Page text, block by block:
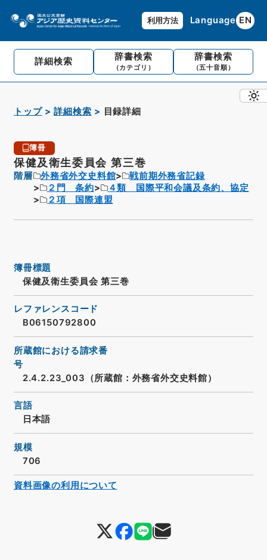
利用方法 Language EN
詳細検索 辞書検索
（カテゴリ）
辞書検索
（五十音順）
トップ 詳細検索 目録詳細
簿冊
保健及衛生委員会 第三巻
階層 外務省外交史料館
戦前期外務省記録
２門 条約
４類 国際平和会議及条約、協定
２項 国際連盟
簿冊標題
保健及衛生委員会 第三巻
レファレンスコード
B06150792800
所蔵館における請求番
号
2.4.2.23_003（所蔵館：外務省外交史料館）
言語
日本語
規模
706
資料画像の利用について